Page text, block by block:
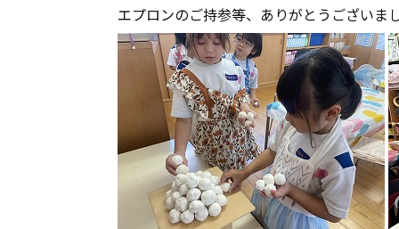
エプロンのご持参等、ありがとうございま